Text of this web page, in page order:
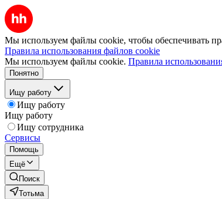
Мы используем файлы cookie, чтобы обеспечивать
Правила использования файлов cookie
Мы используем файлы cookie. Правила
Понятно
Ищу работу
Ищу работу
Ищу работу
Ищу сотрудника
Сервисы
Помощь
Ещё
Поиск
Тотьма